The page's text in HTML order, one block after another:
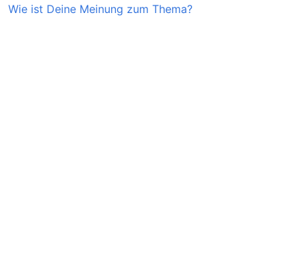
Wie ist Deine Meinung zum Thema?